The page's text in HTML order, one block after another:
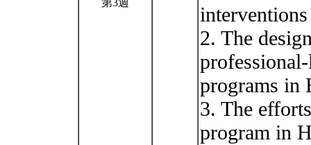
第3週
2. The
programs in
3. The
program in